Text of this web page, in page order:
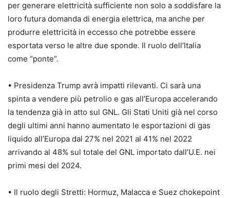
per generare elettricità sufficiente non solo a soddisfare la
loro futura domanda di energia elettrica, ma anche per
produrre elettricità in eccesso che potrebbe essere
esportata verso le altre due sponde. Il ruolo dell’Italia
come “ponte”.
• Presidenza Trump avrà impatti rilevanti. Ci sarà una
spinta a vendere più petrolio e gas all’Europa accelerando
la tendenza già in atto sul GNL. Gli Stati Uniti già nel corso
degli ultimi anni hanno aumentato le esportazioni di gas
liquido all’Europa dal 27% nel 2021 al 41% nel 2022
arrivando al 48% sul totale del GNL importato dall’U.E. nei
primi mesi del 2024.
• Il ruolo degli Stretti: Hormuz, Malacca e Suez chokepoint